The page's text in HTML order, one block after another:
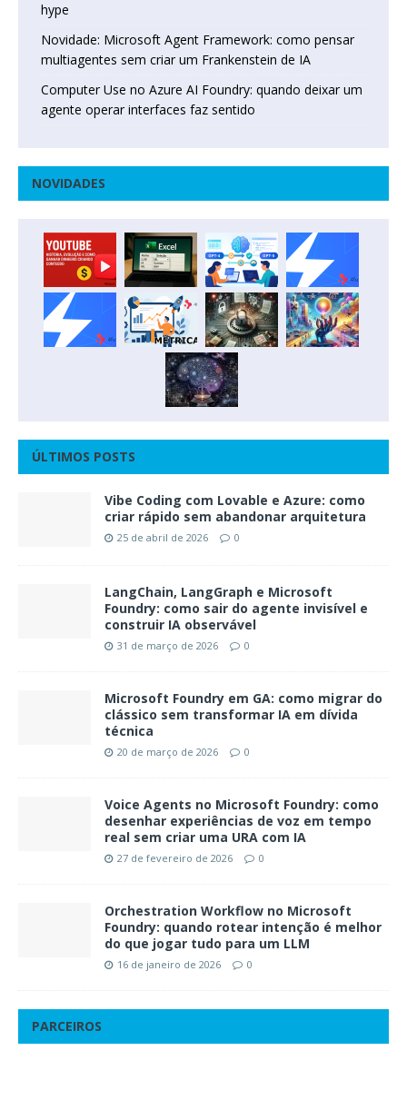
hype
Novidade: Microsoft Agent Framework: como pensar
multiagentes sem criar um Frankenstein de IA
Computer Use no Azure AI Foundry: quando deixar um
agente operar interfaces faz sentido
NOVIDADES
ÚLTIMOS POSTS
Vibe Coding com Lovable e Azure: como
criar rápido sem abandonar arquitetura
25 de abril de 2026 0
LangChain, LangGraph e Microsoft
Foundry: como sair do agente invisível e
construir IA observável
31 de março de 2026 0
Microsoft Foundry em GA: como migrar do
clássico sem transformar IA em dívida
técnica
20 de março de 2026 0
Voice Agents no Microsoft Foundry: como
desenhar experiências de voz em tempo
real sem criar uma URA com IA
27 de fevereiro de 2026 0
Orchestration Workflow no Microsoft
Foundry: quando rotear intenção é melhor
do que jogar tudo para um LLM
16 de janeiro de 2026 0
PARCEIROS